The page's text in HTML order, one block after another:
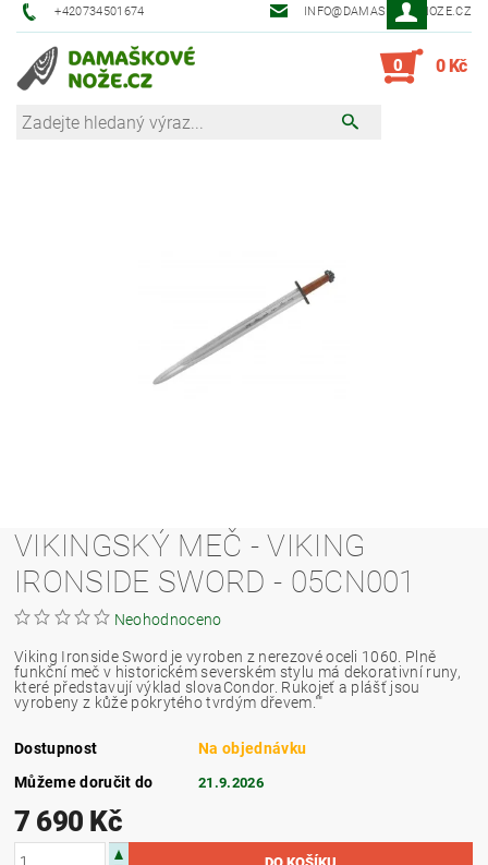
+420734501674 INFO@DAMASKOVE-NOZE.CZ
0 0 Kč
VIKINGSKÝ MEČ - VIKING
IRONSIDE SWORD - 05CN001
Neohodnoceno
Viking Ironside Sword je vyroben z nerezové oceli 1060. Plně
funkční meč v historickém severském stylu má dekorativní runy,
které představují výklad slovaCondor. Rukojeť a plášť jsou
vyrobeny z kůže pokrytého tvrdým dřevem.""
Dostupnost
Na objednávku
Můžeme doručit do
21.9.2026
7 690 Kč